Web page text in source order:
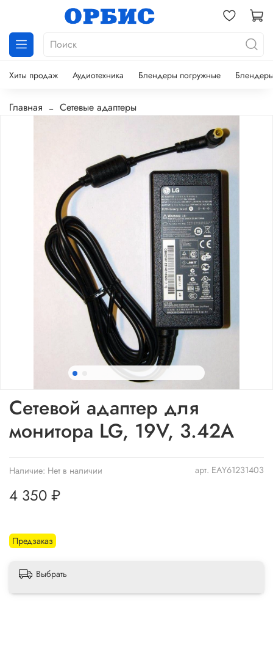
Хиты продаж Аудиотехника Блендеры погружные
Главная Сетевые адаптеры
арт. EAY61231403
Наличие: Нет в наличии
Предзаказ
Сетевой адаптер для
монитора LG, 19V, 3.42A
4 350 ₽
Выбрать